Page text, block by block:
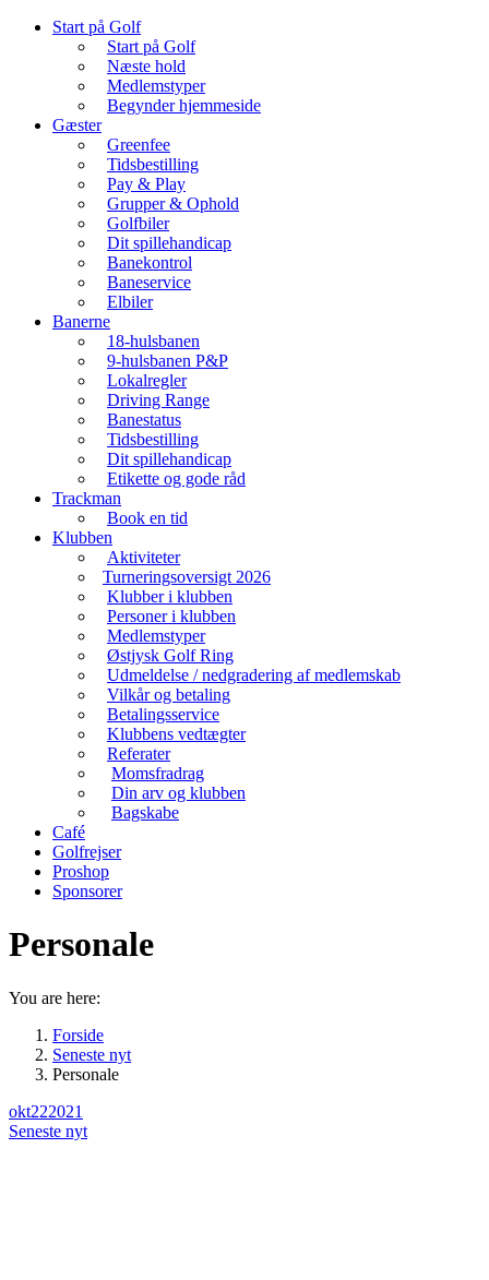
Start på Golf
Start på Golf
Næste hold
Medlemstyper
Begynder hjemmeside
Gæster
Greenfee
Tidsbestilling
Pay & Play
Grupper & Ophold
Golfbiler
Dit spillehandicap
Banekontrol
Baneservice
Elbiler
Banerne
18-hulsbanen
9-hulsbanen P&P
Lokalregler
Driving Range
Banestatus
Tidsbestilling
Dit spillehandicap
Etikette og gode råd
Trackman
Book en tid
Klubben
Aktiviteter
Turneringsoversigt 2026
Klubber i klubben
Personer i klubben
Medlemstyper
Østjysk Golf Ring
Udmeldelse / nedgradering af medlemskab
Vilkår og betaling
Betalingsservice
Klubbens vedtægter
Referater
Momsfradrag
Din arv og klubben
Bagskabe
Café
Golfrejser
Proshop
Sponsorer
Personale
You are here:
Forside
Seneste nyt
Personale
okt222021
Seneste nyt